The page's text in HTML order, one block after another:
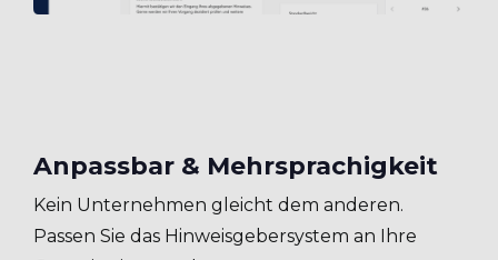
Anpassbar & Mehrsprachigkeit
Kein Unternehmen gleicht dem anderen.
Passen Sie das Hinweisgebersystem an Ihre